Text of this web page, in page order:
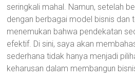
seringkali mahal. Namun, setelah
dengan berbagai model bisnis dan
menemukan bahwa pendekatan
efektif. Di sini, saya akan
sederhana tidak hanya menjadi
keharusan dalam membangun